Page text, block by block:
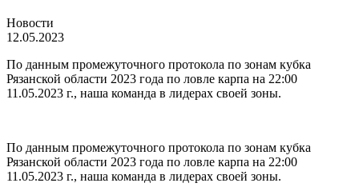
Новости
12.05.2023
По данным промежуточного протокола по зонам кубка
Рязанской области 2023 года по ловле карпа на 22:00
11.05.2023 г., наша команда в лидерах своей зоны.
По данным промежуточного протокола по зонам кубка
Рязанской области 2023 года по ловле карпа на 22:00
11.05.2023 г., наша команда в лидерах своей зоны.